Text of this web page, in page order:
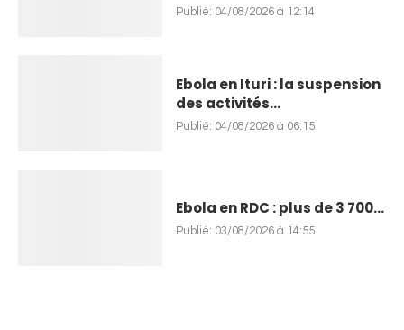
Publié: 04/08/2026 à 12:14
Ebola en Ituri : la suspension
des activités...
Publié: 04/08/2026 à 06:15
Ebola en RDC : plus de 3 700...
Publié: 03/08/2026 à 14:55